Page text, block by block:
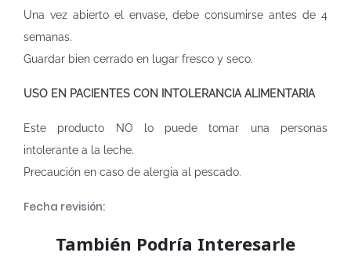
Una vez abierto el envase, debe consumirse antes de 4
semanas.
Guardar bien cerrado en lugar fresco y seco.
USO EN PACIENTES CON INTOLERANCIA ALIMENTARIA
Este producto NO lo puede tomar una personas
intolerante a la leche.
Precaución en caso de alergia al pescado.
Fecha revisión:
También Podría Interesarle